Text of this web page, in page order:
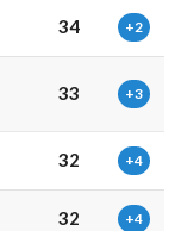
34 +2
33 +3
32 +4
32 +4